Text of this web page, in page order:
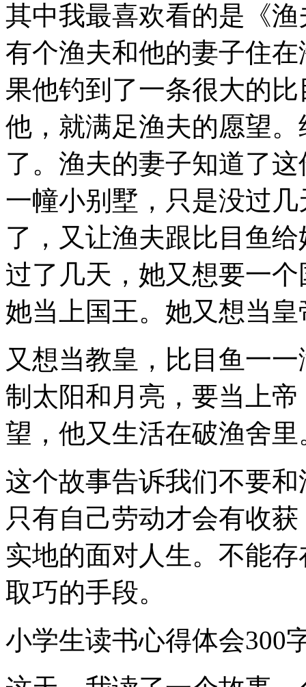
其中我最喜欢看的是《
有个渔夫和他的妻子住
果他钓到了一条很大的
他，就满足渔夫的愿望
了。渔夫的妻子知道了
一幢小别墅，只是没过
了，又让渔夫跟比目鱼
过了几天，她又想要一
她当上国王。她又想当皇
又想当教皇，比目鱼一
制太阳和月亮，要当上
望，他又生活在破渔舍里
这个故事告诉我们不要
只有自己劳动才会有收
实地的面对人生。不能
取巧的手段。
小学生读书心得体会300